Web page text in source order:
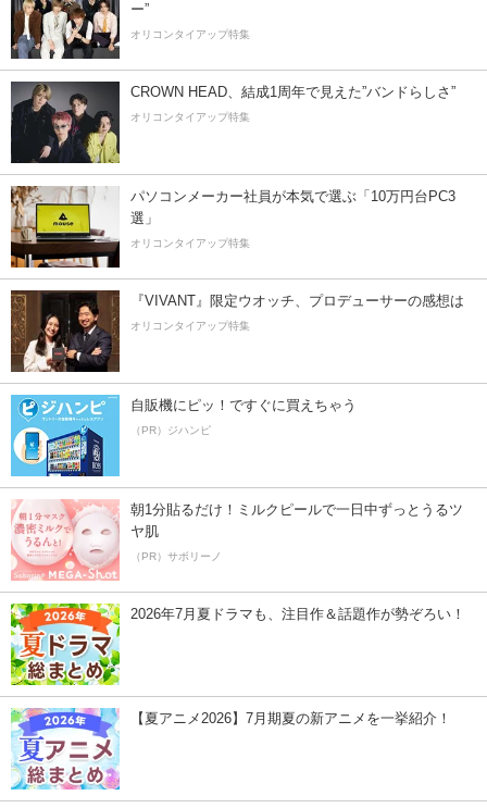
ー”
オリコンタイアップ特集
CROWN HEAD、結成1周年で見えた”バンドらしさ”
オリコンタイアップ特集
パソコンメーカー社員が本気で選ぶ「10万円台PC3
選」
オリコンタイアップ特集
『VIVANT』限定ウオッチ、プロデューサーの感想は
オリコンタイアップ特集
自販機にピッ！ですぐに買えちゃう
（PR）ジハンピ
朝1分貼るだけ！ミルクピールで一日中ずっとうるツ
ヤ肌
（PR）サボリーノ
2026年7月夏ドラマも、注目作＆話題作が勢ぞろい！
【夏アニメ2026】7月期夏の新アニメを一挙紹介！